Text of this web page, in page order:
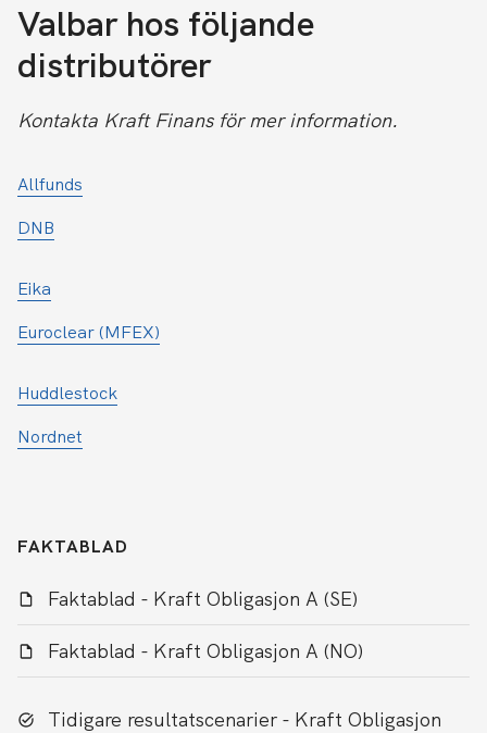
Valbar hos följande
distributörer
Kontakta Kraft Finans för mer information.
Allfunds
DNB
Eika
Euroclear (MFEX)
Huddlestock
Nordnet
FAKTABLAD
Faktablad - Kraft Obligasjon A (SE)
Faktablad - Kraft Obligasjon A (NO)
Tidigare resultatscenarier - Kraft Obligasjon